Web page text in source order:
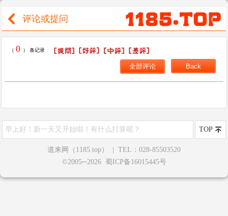
评论或提问
（ 0 ） 条记录
早上好！新一天又开始啦！有什么打算呢？ TOP
道来网（1185.top）
TEL：028-85503520
©2005─2026 蜀ICP备16015445号